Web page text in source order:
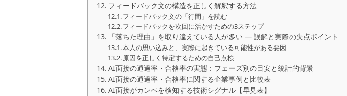
フィードバック文の構造を正しく解釈する方法
フィードバック文の「行間」を読む
フィードバックを次回に活かすための3ステップ
「落ちた理由」を取り違えている人が多い — 誤解と実際の失点ポイント
本人の思い込みと、実際に起きている可能性がある要因
原因を正しく特定するための自己点検
AI面接の通過率・合格率の実態：フェーズ別の目安と統計的背景
AI面接の通過率・合格率に関する企業事例と比較表
AI面接がカンペを検知する技術シグナル【早見表】